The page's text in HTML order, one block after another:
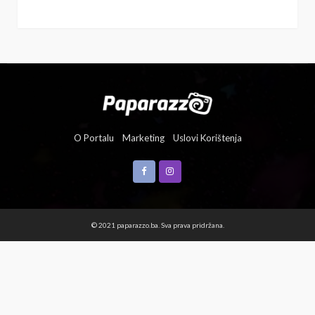
O Portalu Marketing Uslovi Korištenja
© 2021 paparazzo.ba. Sva prava pridržana.